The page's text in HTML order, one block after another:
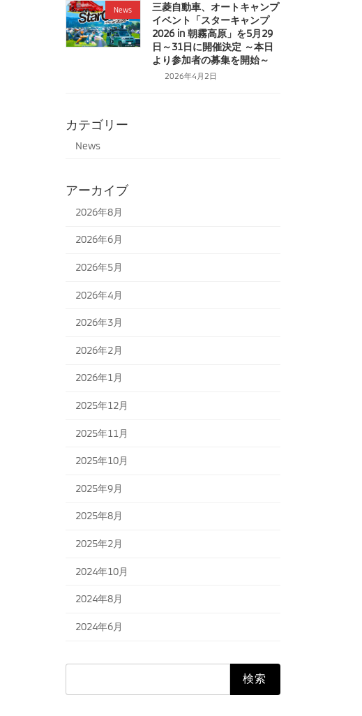
News
三菱自動車、オートキャンプ
イベント「スターキャンプ
2026 in 朝霧高原」を5月29
日～31日に開催決定 ～本日
より参加者の募集を開始～
2026年4月2日
カテゴリー
News
アーカイブ
2026年8月
2026年6月
2026年5月
2026年4月
2026年3月
2026年2月
2026年1月
2025年12月
2025年11月
2025年10月
2025年9月
2025年8月
2025年2月
2024年10月
2024年8月
2024年6月
検